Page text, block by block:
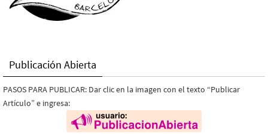
Publicación Abierta
PASOS PARA PUBLICAR: Dar clic en la imagen con el texto “Publicar
Artículo” e ingresa: